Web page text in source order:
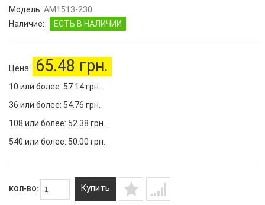
Модель: AM1513-230
Наличие:
ЕСТЬ В НАЛИЧИИ
Цена: 65.48 грн.
10 или более: 57.14 грн.
36 или более: 54.76 грн.
108 или более: 52.38 грн.
540 или более: 50.00 грн.
КОЛ-ВО: Купить